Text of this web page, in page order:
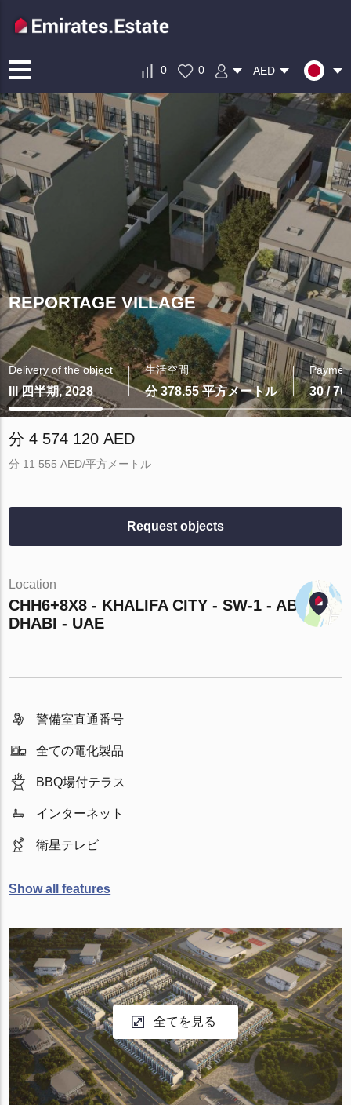
0 0 AED
REPORTAGE VILLAGE
Delivery of the object
III 四半期, 2028
生活空間
分 378.55 平方メートル 30 / 70
分 4 574 120 AED
分 11 555 AED/平方メートル
Request objects
Location
CHH6+8X8 - KHALIFA CITY - SW-1 - ABU
DHABI - UAE
警備室直通番号
全ての電化製品
BBQ場付テラス
インターネット
衛星テレビ
Show all features
全てを見る